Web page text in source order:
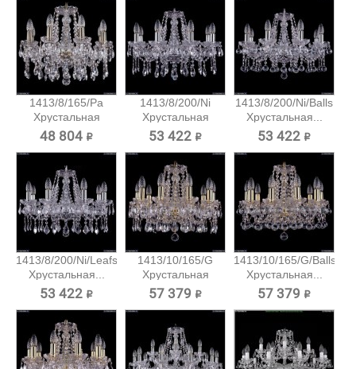
1413/8/165/Pa
Хрустальная
подвесная...
48 804 ₽
1413/8/200/Ni
Хрустальная
подвесная...
53 422 ₽
1413/8/200/Ni/Balls
Хрустальная...
53 422 ₽
1413/8/200/Ni/Leafs
Хрустальная...
53 422 ₽
1413/10/165/G
Хрустальная
подвесная...
57 379 ₽
1413/10/165/G/Balls
Хрустальная...
57 379 ₽